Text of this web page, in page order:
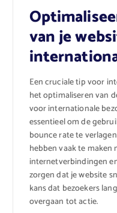
van je
Een cruciale tip voor
het optimaliseren van
voor internationale
essentieel om de
bounce rate te
hebben vaak te maken
internetverbindingen
zorgen dat je website
kans dat bezoekers
overgaan tot actie.